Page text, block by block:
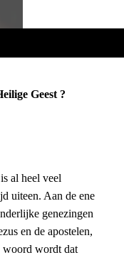
Geest ?
al heel veel
uiteen. Aan de ene
genezingen
en de apostelen,
woord wordt dat